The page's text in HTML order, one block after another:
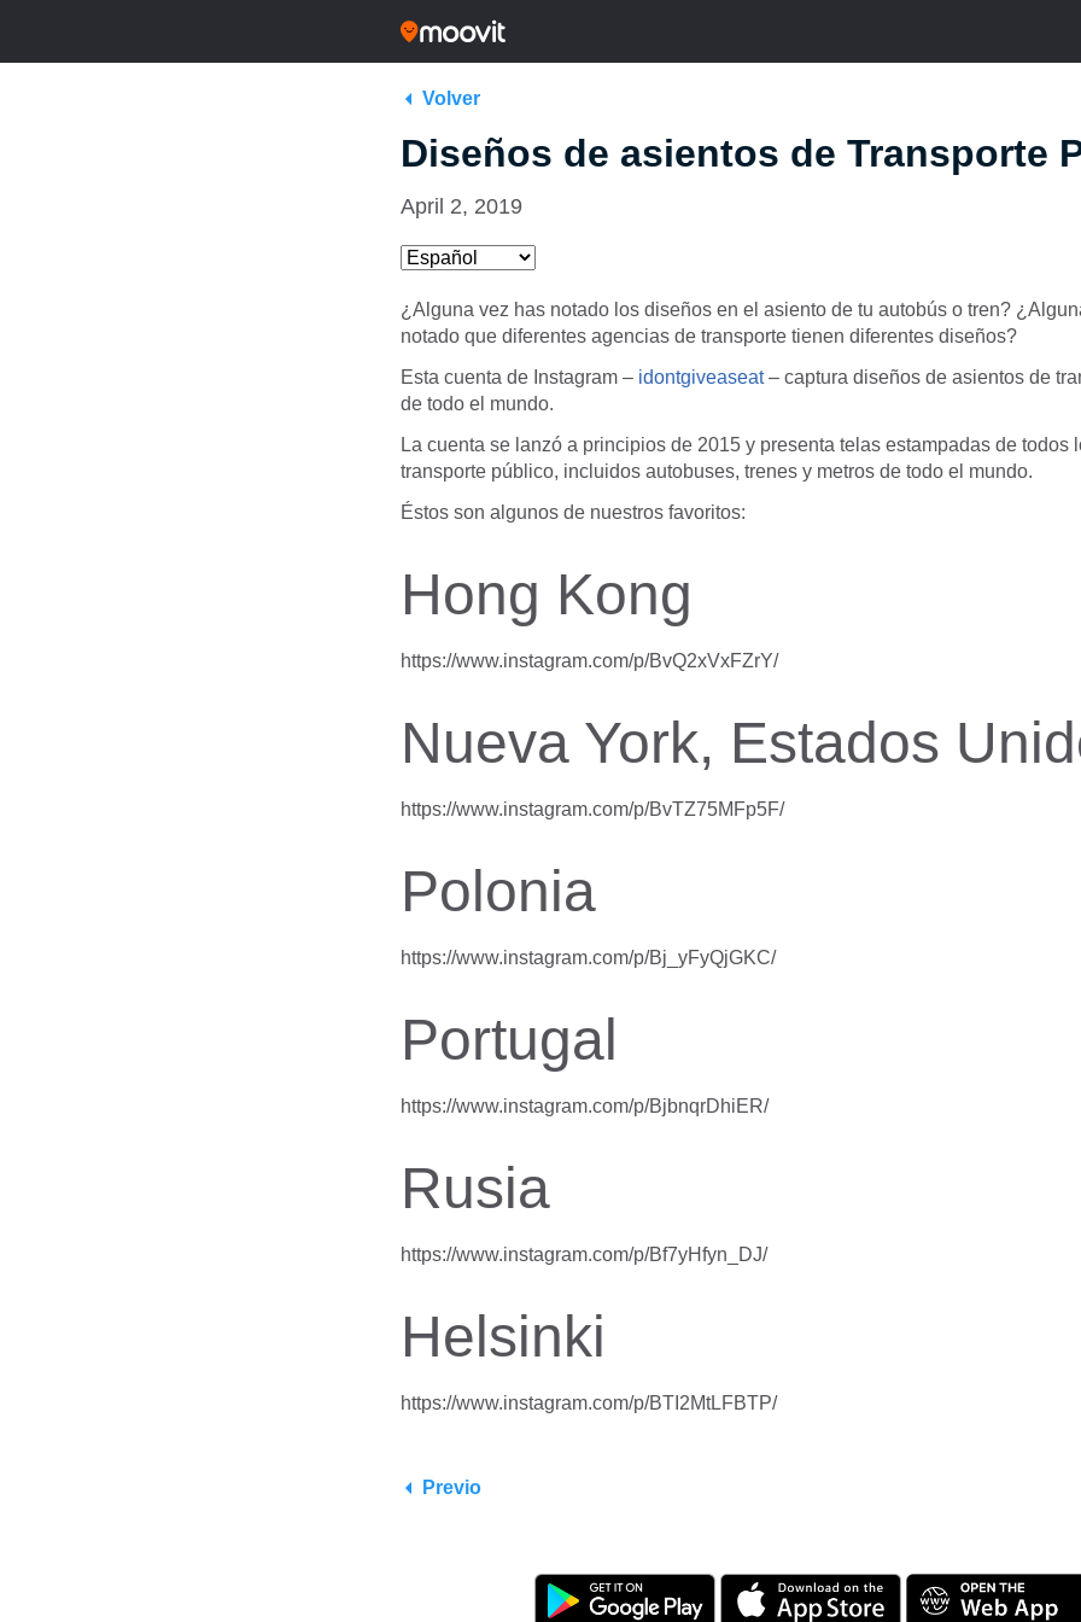
Volver
Diseños de asientos de Transporte
April 2, 2019
¿Alguna vez has notado los diseños en el asiento de tu autobús o tren?
notado que diferentes agencias de transporte tienen diferentes diseños?
Esta cuenta de Instagram – idontgiveaseat– captura diseños de asientos de
de todo el mundo.
La cuenta se lanzó a principios de 2015 y presenta telas estampadas de todos
transporte público, incluidos autobuses, trenes y metros de todo el mundo.
Éstos son algunos de nuestros favoritos:
Hong Kong
https://www.instagram.com/p/BvQ2xVxFZrY/
Nueva York, Estados
https://www.instagram.com/p/BvTZ75MFp5F/
Polonia
https://www.instagram.com/p/Bj_yFyQjGKC/
Portugal
https://www.instagram.com/p/BjbnqrDhiER/
Rusia
https://www.instagram.com/p/Bf7yHfyn_DJ/
Helsinki
https://www.instagram.com/p/BTI2MtLFBTP/
Previo